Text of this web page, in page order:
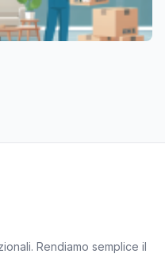
Rendiamo semplice il